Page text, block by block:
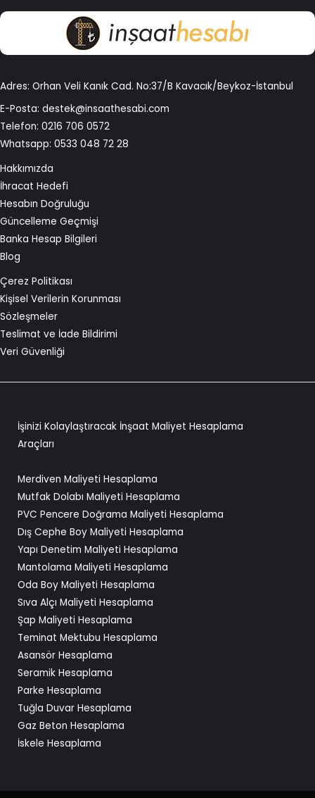
Adres: Orhan Veli Kanık Cad. No:37/B Kavacık/Beykoz-İstanbul
E-Posta: destek@insaathesabi.com
Telefon: 0216 706 0572
Whatsapp: 0533 048 72 28
Hakkımızda
İhracat Hedefi
Hesabın Doğruluğu
Güncelleme Geçmişi
Banka Hesap Bilgileri
Blog
Çerez Politikası
Kişisel Verilerin Korunması
Sözleşmeler
Teslimat ve İade Bildirimi
Veri Güvenliği
İşinizi Kolaylaştıracak İnşaat Maliyet Hesaplama
Araçları
Merdiven Maliyeti Hesaplama
Mutfak Dolabı Maliyeti Hesaplama
PVC Pencere Doğrama Maliyeti Hesaplama
Dış Cephe Boy Maliyeti Hesaplama
Yapı Denetim Maliyeti Hesaplama
Mantolama Maliyeti Hesaplama
Oda Boy Maliyeti Hesaplama
Sıva Alçı Maliyeti Hesaplama
Şap Maliyeti Hesaplama
Teminat Mektubu Hesaplama
Asansör Hesaplama
Seramik Hesaplama
Parke Hesaplama
Tuğla Duvar Hesaplama
Gaz Beton Hesaplama
İskele Hesaplama